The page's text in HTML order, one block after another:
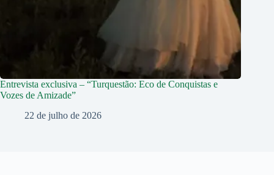
Entrevista exclusiva – “Turquestão: Eco de Conquistas e
Vozes de Amizade”
22 de julho de 2026